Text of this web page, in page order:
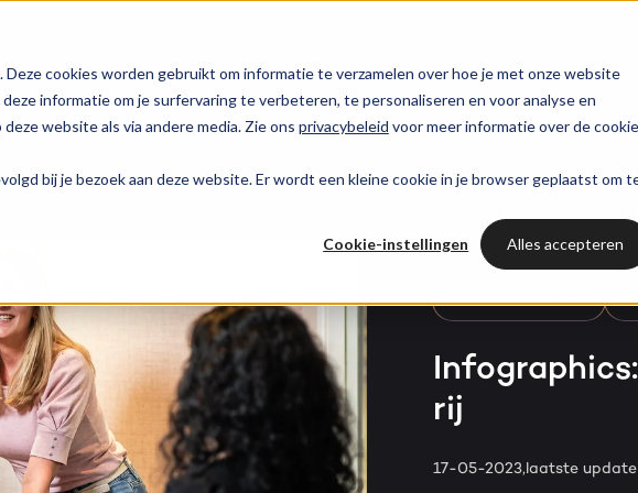
cookies worden gebruikt om informatie te verzamelen over hoe je met onze website
informatie om je surfervaring te verbeteren, te personaliseren en voor analyse en
website als via andere media. Zie ons privacybeleid voor meer informatie over de
bij je bezoek aan deze website. Er wordt een kleine cookie in je browser geplaatst om
Cookie-instellingen Alles accepteren
Groeistrategie
Digital marketing
HubSpot websites
Modules & templates
Growth-driven design
HubSpot partner
Awards
Gratis
Blog
Events & webinars HUBSPOT NIEUWSBRIEF
Op de hoogte
HubSpot nieuws?
Schrijf je nu in!
HubSpot integraties
HubSpot trainingen
Branches
WELKOM BIJ BRIGHT
Inspiratie
LAAT JE INSPIREREN
HubSpot
Could not loads
DIGITAL MARKETING
rij
17-05-2023,laatste